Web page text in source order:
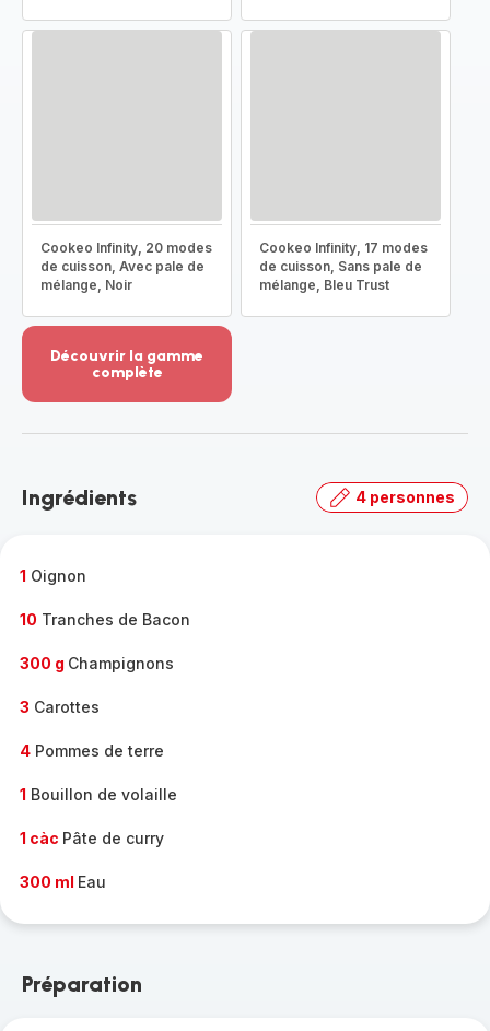
Cookeo Infinity, 20 modes
de cuisson, Avec pale de
mélange, Noir
Cookeo Infinity, 17 modes
de cuisson, Sans pale de
mélange, Bleu Trust
Découvrir la gamme
complète
-
gamme
Ingrédients 4 personnes
1 Oignon
10 Tranches de Bacon
300 g Champignons
3 Carottes
4 Pommes de terre
1 Bouillon de volaille
1 càc Pâte de curry
300 ml Eau
Préparation